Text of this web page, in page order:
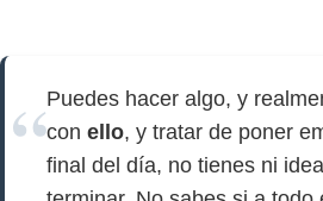
Puedes hacer algo, y
con ello, y tratar de poner
final del día, no tienes ni